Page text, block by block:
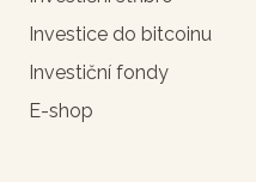
Investice do bitcoinu
Investiční fondy
E-shop